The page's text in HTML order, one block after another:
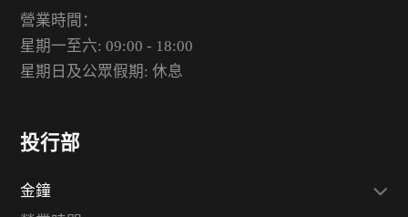
營業時間：
星期一至六: 09:00 - 18:00
星期日及公眾假期: 休息
投行部
金鐘